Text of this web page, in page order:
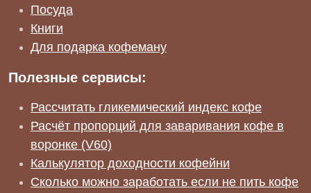
Посуда
Книги
Для подарка кофеману
Полезные сервисы:
Рассчитать гликемический индекс кофе
Расчёт пропорций для заваривания кофе в
воронке (V60)
Калькулятор доходности кофейни
Сколько можно заработать если не пить кофе